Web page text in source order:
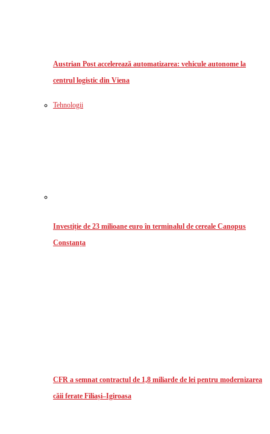
Austrian Post accelerează automatizarea: vehicule autonome la
centrul logistic din Viena
Tehnologii
Investiție de 23 milioane euro în terminalul de cereale Canopus
Constanța
CFR a semnat contractul de 1,8 miliarde de lei pentru modernizarea
căii ferate Filiași–Igiroasa